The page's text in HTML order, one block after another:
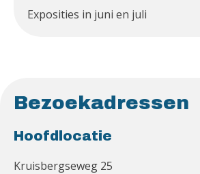
Exposities in juni en juli
Bezoekadressen
Hoofdlocatie
Kruisbergseweg 25